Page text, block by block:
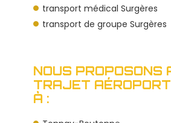
transport médical Surgères
transport de groupe Surgères
NOUS PROPOSONS
TRAJET
À :